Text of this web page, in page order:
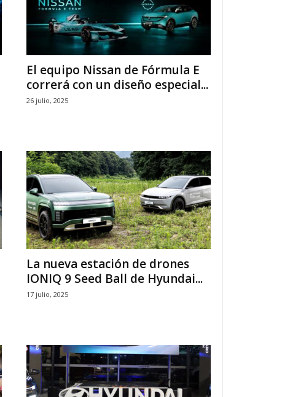
El equipo Nissan de Fórmula E
correrá con un diseño especial...
26 julio, 2025
La nueva estación de drones
IONIQ 9 Seed Ball de Hyundai...
17 julio, 2025